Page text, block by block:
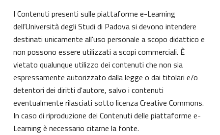
I Contenuti presenti sulle piattaforme e-Learning
dell’Università degli Studi di Padova si devono intendere
destinati unicamente all'uso personale a scopo didattico e
non possono essere utilizzati a scopi commerciali. È
vietato qualunque utilizzo dei contenuti che non sia
espressamente autorizzato dalla legge o dai titolari e/o
detentori dei diritti d'autore, salvo i contenuti
eventualmente rilasciati sotto licenza Creative Commons.
In caso di riproduzione dei Contenuti delle piattaforme e-
Learning è necessario citarne la fonte.